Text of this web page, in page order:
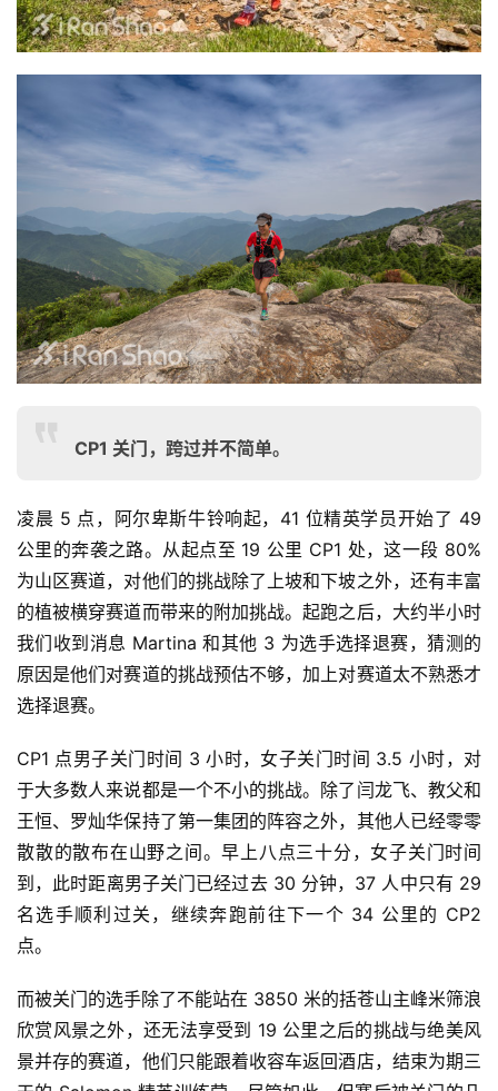
CP1 关门，跨过并不简单。
凌晨 5 点，阿尔卑斯牛铃响起，41 位精英学员开始了 49
公里的奔袭之路。从起点至 19 公里 CP1 处，这一段 80%
为山区赛道，对他们的挑战除了上坡和下坡之外，还有丰富
的植被横穿赛道而带来的附加挑战。起跑之后，大约半小时
我们收到消息 Martina 和其他 3 为选手选择退赛，猜测的
原因是他们对赛道的挑战预估不够，加上对赛道太不熟悉才
选择退赛。
CP1 点男子关门时间 3 小时，女子关门时间 3.5 小时，对
于大多数人来说都是一个不小的挑战。除了闫龙飞、教父和
王恒、罗灿华保持了第一集团的阵容之外，其他人已经零零
散散的散布在山野之间。早上八点三十分，女子关门时间
到，此时距离男子关门已经过去 30 分钟，37 人中只有 29
名选手顺利过关，继续奔跑前往下一个 34 公里的 CP2
点。
而被关门的选手除了不能站在 3850 米的括苍山主峰米筛浪
欣赏风景之外，还无法享受到 19 公里之后的挑战与绝美风
景并存的赛道，他们只能跟着收容车返回酒店，结束为期三